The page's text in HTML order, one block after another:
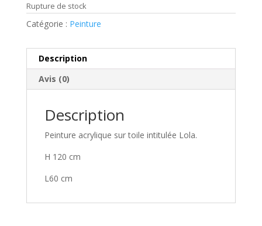
Rupture de stock
Catégorie : Peinture
Description
Avis (0)
Description
Peinture acrylique sur toile intitulée Lola.
H 120 cm
L60 cm